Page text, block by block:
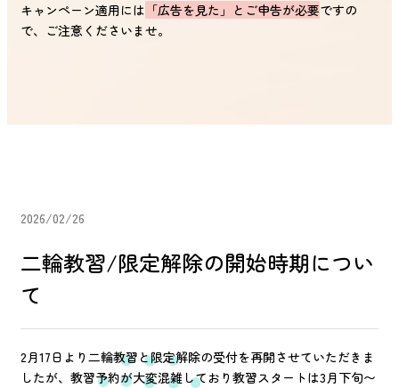
キャンペーン適用には 「広告を見た」とご申告が必要ですの
で、ご注意くださいませ。
2026/02/26
二輪教習/限定解除の開始時期につい
て
2月17日より二輪教習と限定解除の受付を再開させていただきま
したが、教習予約が大変混雑しており教習スタートは3月下旬〜